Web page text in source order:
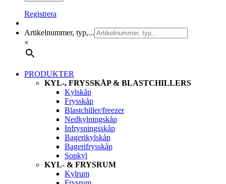
Registrera
Artikelnummer, typ,...
×
PRODUKTER
KYL-, FRYSSKÅP & BLASTCHILLERS
Kylskåp
Frysskåp
Blastchiller/freezer
Nedkylningskåp
Infrysningsskåp
Bagerikylskåp
Bagerifrysskåp
Sopkyl
KYL- & FRYSRUM
Kylrum